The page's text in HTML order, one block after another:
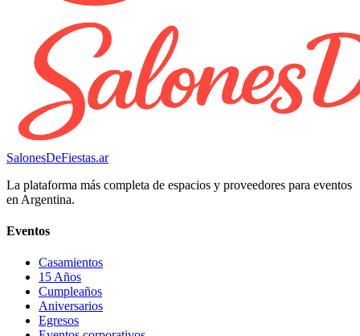
SalonesDeFiestas.ar
La plataforma más completa de espacios y proveedores para eventos
en Argentina.
Eventos
Casamientos
15 Años
Cumpleaños
Aniversarios
Egresos